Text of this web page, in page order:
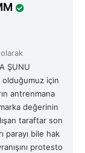
ŞUNU
olduğumuz için
antrenmana
değerinin
taraftar son
parayı bile hak
protesto